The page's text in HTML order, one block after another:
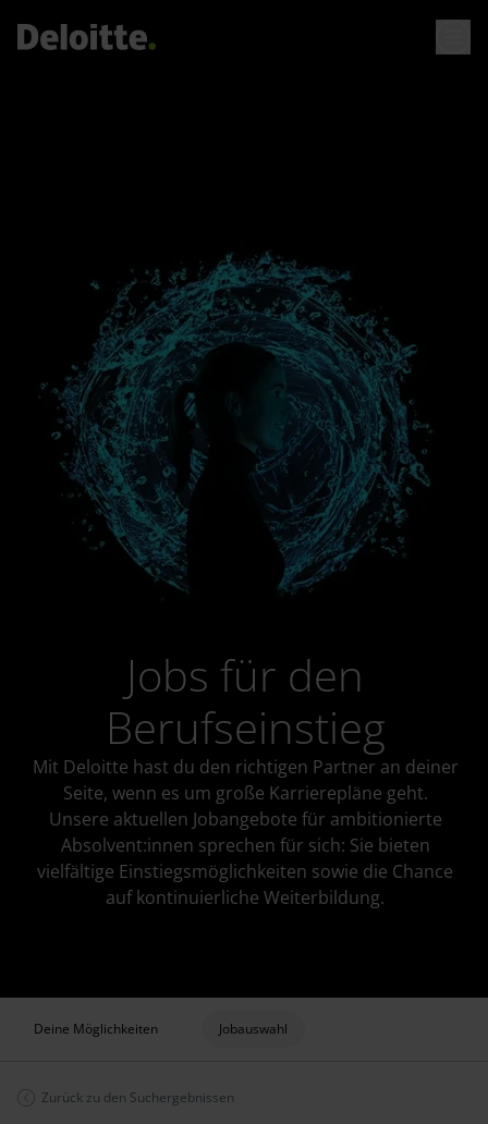
Jobs für den
Berufseinstieg
Mit Deloitte hast du den richtigen Partner an deiner
Seite, wenn es um große Karrierepläne geht.
Unsere aktuellen Jobangebote für ambitionierte
Absolvent:innen sprechen für sich: Sie bieten
vielfältige Einstiegsmöglichkeiten sowie die Chance
auf kontinuierliche Weiterbildung.
Deine Möglichkeiten Jobauswahl
Zurück zu den Suchergebnissen